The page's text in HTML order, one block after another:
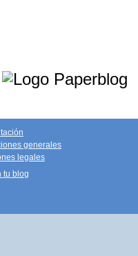
generales
legales
tu blog